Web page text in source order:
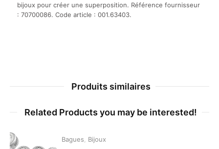
bijoux pour créer une superposition. Référence fournisseur
: 70700086. Code article : 001.63403.
Produits similaires
Related Products you may be interested!
Bagues Bijoux